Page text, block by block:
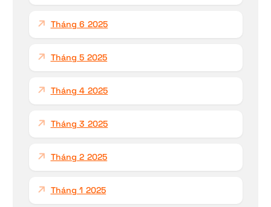
Tháng 6 2025
Tháng 5 2025
Tháng 4 2025
Tháng 3 2025
Tháng 2 2025
Tháng 1 2025